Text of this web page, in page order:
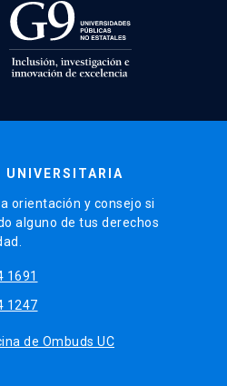
UNIVERSITARIA
orientación y consejo si
alguno de tus derechos
1691
1247
de Ombuds UC